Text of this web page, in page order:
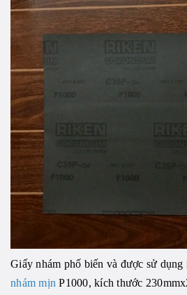
Giấy nhám phố biến và được sử dụng
nhám mịn P1000, kích thước